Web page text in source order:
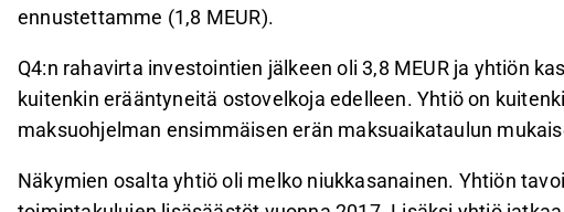
ennustettamme (1,8 MEUR).
Q4:n rahavirta investointien jälkeen oli 3,8 MEUR ja yhtiön
kuitenkin erääntyneitä ostovelkoja edelleen. Yhtiö on
maksuohjelman ensimmäisen erän maksuaikataulun
Näkymien osalta yhtiö oli melko niukkasanainen. Yhtiön